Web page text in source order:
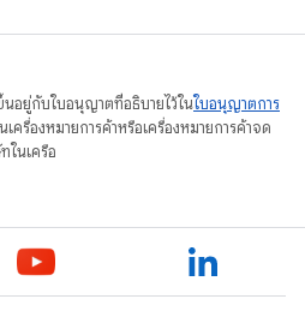
นอยู่กับใบอนุญาตที่อธิบายไว้ในใบอนุญาตการ
ครื่องหมายการค้าหรือเครื่องหมายการค้าจด
ในเครือ